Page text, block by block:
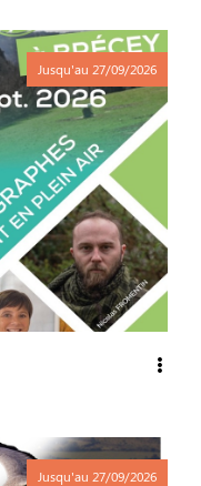
Jusqu'au 27/09/2026
Jusqu'au 27/09/2026